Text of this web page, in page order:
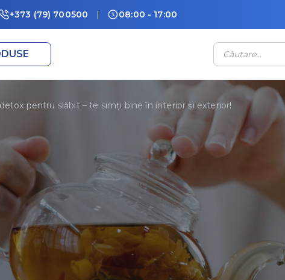
+373 (79) 700500 08:00 - 17:00
Products
search
pentru slăbit – te simți bine în interior și exterior!